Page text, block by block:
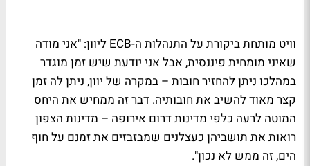
וויט מותחת ביקורת על התנהלות ה-ECB ליוון: "אני מודה
שאיני מומחית פיננסית, אבל אני יודעת שיש זמן מוגדר
במהלכו ניתן להחזיר חובות – במקרה של יוון, ניתן לה זמן
קצר מאוד להשיב את חובותיה. דבר זה ממחיש את היחס
המוטה לרעה כלפי מדינות דרום אירופה – מדינות הצפון
רואות את תושביהן כעצלנים שמבזבזים את זמנם על חוף
הים, זה ממש לא נכון".